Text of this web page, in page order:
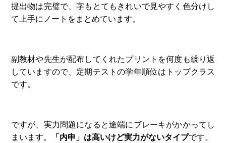
提出物は完璧で、字もとてもきれいで見やすく色分けし
て上手にノートをまとめています。
副教材や先生が配布してくれたプリントを何度も繰り返
していますので、定期テストの学年順位はトップクラス
です。
ですが、実力問題になると途端にブレーキがかかってし
まいます。
「内申」は高いけど実力がないタイプです。